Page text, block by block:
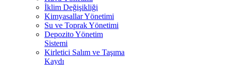
İklim Değişikliği
Kimyasallar Yönetimi
Su ve Toprak Yönetimi
Depozito Yönetim
Sistemi
Kirletici Salım ve Taşıma
Kaydı